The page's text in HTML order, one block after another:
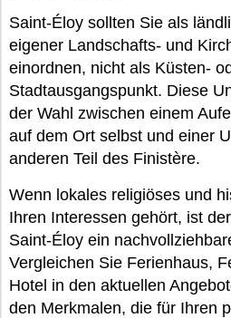
Saint-Éloy sollten Sie als
eigener Landschafts- und
einordnen, nicht als Küsten-
Stadtausgangspunkt. Diese
der Wahl zwischen einem
auf dem Ort selbst und einer
anderen Teil des Finistère.
Wenn lokales religiöses und
Ihren Interessen gehört, ist
Saint-Éloy ein
Vergleichen Sie Ferienhaus,
Hotel in den aktuellen
den Merkmalen, die für Ihren